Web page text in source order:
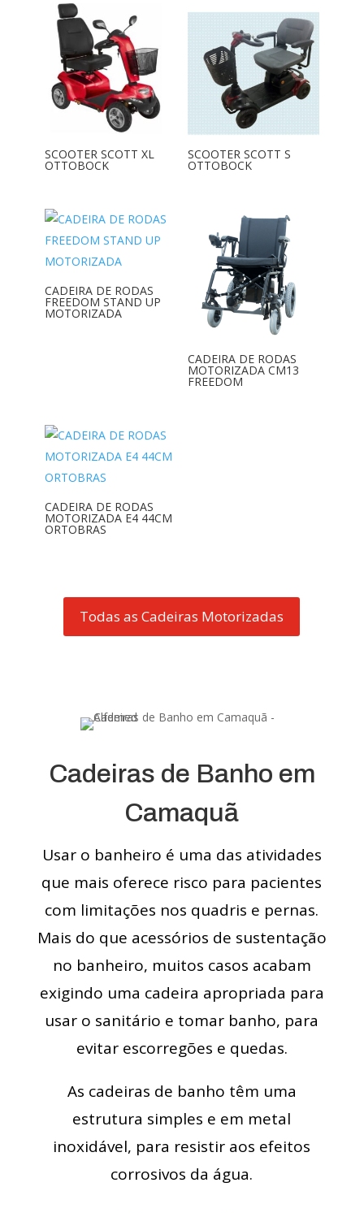
SCOOTER SCOTT XL
OTTOBOCK
SCOOTER SCOTT S
OTTOBOCK
CADEIRA DE RODAS
FREEDOM STAND UP
MOTORIZADA
CADEIRA DE RODAS
MOTORIZADA CM13
FREEDOM
CADEIRA DE RODAS
MOTORIZADA E4 44CM
ORTOBRAS
Todas as Cadeiras Motorizadas
Cadeiras de Banho em
Camaquã
Usar o banheiro é uma das atividades
que mais oferece risco para pacientes
com limitações nos quadris e pernas.
Mais do que acessórios de sustentação
no banheiro, muitos casos acabam
exigindo uma cadeira apropriada para
usar o sanitário e tomar banho, para
evitar escorregões e quedas.
As cadeiras de banho têm uma
estrutura simples e em metal
inoxidável, para resistir aos efeitos
corrosivos da água.